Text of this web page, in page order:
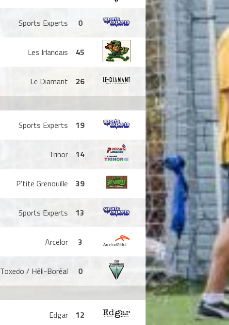
Sports Experts 0
Les Irlandais 45
Le Diamant
26
Sports Experts 19
Trinor 14
P'tite Grenouille 39
Sports Experts 13
Arcelor 3
Toxedo / Héli-Boréal
0
Edgar 12